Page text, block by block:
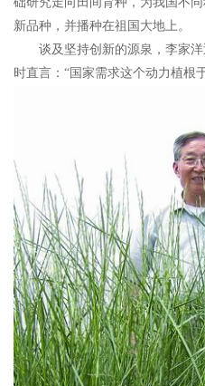
新品种，并播种在祖国大地上。
谈及坚持创新的源泉，李家洋
时直言：“国家需求这个动力植根